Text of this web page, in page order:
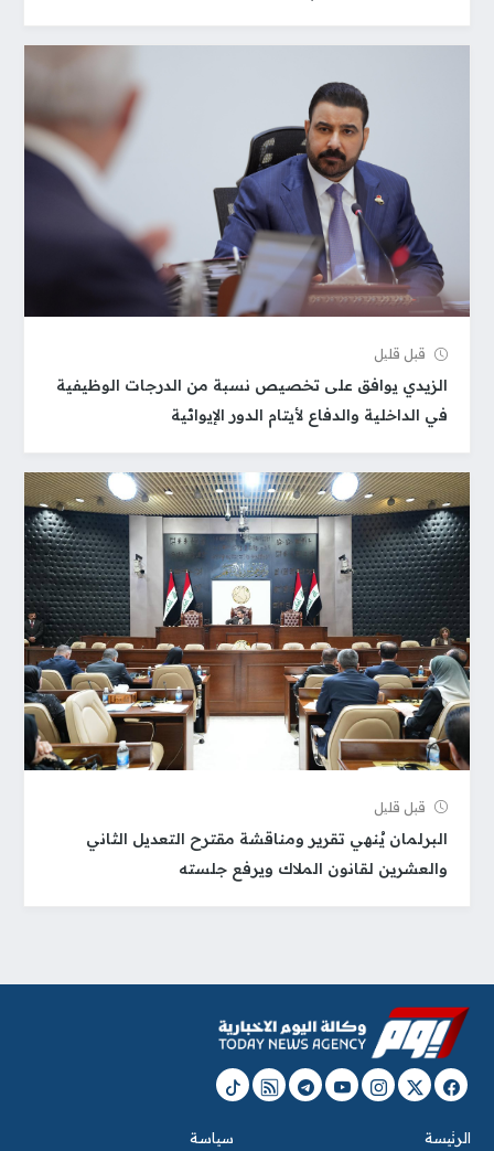
قبل قلیل
الزيدي يوافق على تخصيص نسبة من الدرجات الوظيفية
في الداخلية والدفاع لأيتام الدور الإيوائية
قبل قلیل
البرلمان يُنهي تقرير ومناقشة مقترح التعديل الثاني
والعشرين لقانون الملاك ويرفع جلسته
الرئيسة سياسة